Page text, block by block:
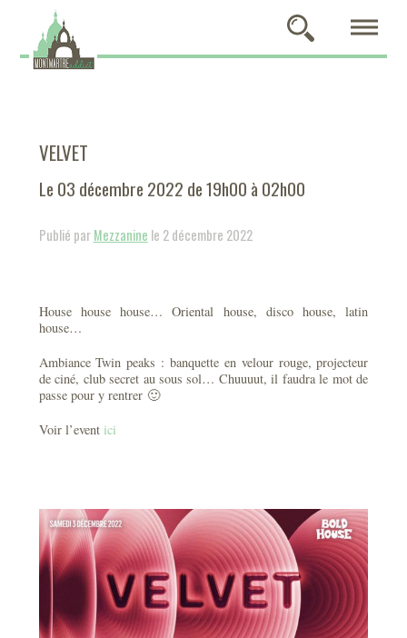
VELVET
Le 03 décembre 2022 de 19h00 à 02h00
Publié parMezzanine le 2 décembre 2022
House house house… Oriental house, disco house, latin
house…
Ambiance Twin peaks : banquette en velour rouge, projecteur
de ciné, club secret au sous sol… Chuuuut, il faudra le mot de
passe pour y rentrer 🙂
Voir l’event ici